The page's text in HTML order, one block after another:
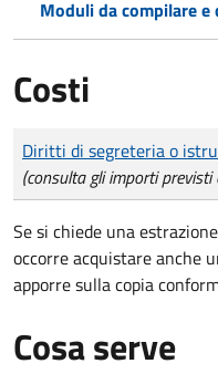
Moduli da compilare
Costi
Tipo di pagamento
Importo
Diritti di segreteria o
(consulta gli importi
Se si chiede una
occorre acquistare anche
apporre sulla copia
Cosa serve